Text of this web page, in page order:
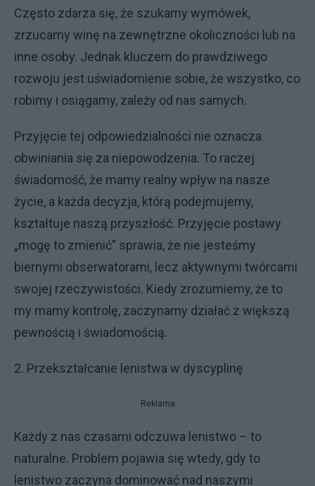
Często zdarza się, że szukamy wymówek,
zrzucamy winę na zewnętrzne okoliczności lub na
inne osoby. Jednak kluczem do prawdziwego
rozwoju jest uświadomienie sobie, że wszystko, co
robimy i osiągamy, zależy od nas samych.
Przyjęcie tej odpowiedzialności nie oznacza
obwiniania się za niepowodzenia. To raczej
świadomość, że mamy realny wpływ na nasze
życie, a każda decyzja, którą podejmujemy,
kształtuje naszą przyszłość. Przyjęcie postawy
„mogę to zmienić” sprawia, że nie jesteśmy
biernymi obserwatorami, lecz aktywnymi twórcami
swojej rzeczywistości. Kiedy zrozumiemy, że to
my mamy kontrolę, zaczynamy działać z większą
pewnością i świadomością.
2. Przekształcanie lenistwa w dyscyplinę
Reklama
Każdy z nas czasami odczuwa lenistwo – to
naturalne. Problem pojawia się wtedy, gdy to
lenistwo zaczyna dominować nad naszymi